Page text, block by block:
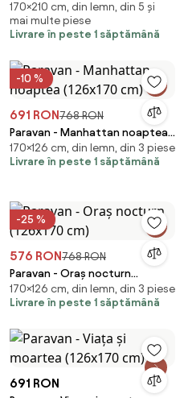
(210x170 cm)
170×210 cm, din lemn, din 5 și
mai multe piese
Livrare în peste 1 săptămână
-10 %
691 RON768 RON
Paravan - Manhattan noaptea
(126x170 cm)
170×126 cm, din lemn, din 3 piese
Livrare în peste 1 săptămână
-25 %
576 RON768 RON
Paravan - Oraș nocturn
(126x170 cm)
170×126 cm, din lemn, din 3 piese
Livrare în peste 1 săptămână
691 RON